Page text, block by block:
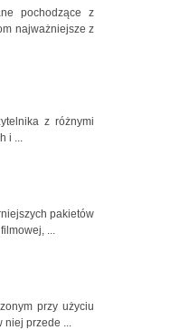
pochodzące z
najważniejsze z
z różnymi
i ...
pakietów
...
przy użyciu
niej przede ...